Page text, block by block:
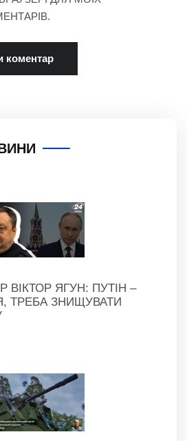
ВІКТОР ЯГУН: ПУТІН –
ТРЕБА ЗНИЩУВАТИ